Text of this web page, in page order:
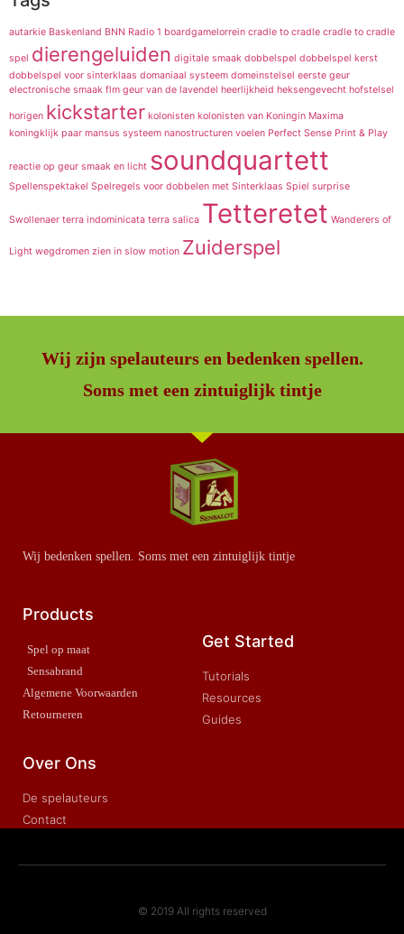
autarkie Baskenland BNN Radio 1 boardgamelorrein cradle to cradle cradle to cradle
spel dierengeluiden digitale smaak dobbelspel dobbelspel kerst
dobbelspel voor sinterklaas domaniaal systeem domeinstelsel eerste geur
electronische smaak flm geur van de lavendel heerlijkheid heksengevecht hofstelsel
horigen kickstarter kolonisten kolonisten van Koningin Maxima
koningklijk paar mansus systeem nanostructuren voelen Perfect Sense Print & Play
reactie op geur smaak en licht soundquartett
Spellenspektakel Spelregels voor dobbelen met Sinterklaas Spiel surprise
Swollenaer terra indominicata terra salica Tetteretet Wanderers of
Light wegdromen zien in slow motion Zuiderspel
Wij zijn spelauteurs en bedenken spellen.
Soms met een zintuiglijk tintje
Wij bedenken spellen. Soms met een zintuiglijk tintje
Products
Spel op maat
Sensabrand
Algemene Voorwaarden
Retourneren
Get Started
Tutorials
Resources
Guides
Over Ons
De spelauteurs
Contact
© 2019 All rights reserved